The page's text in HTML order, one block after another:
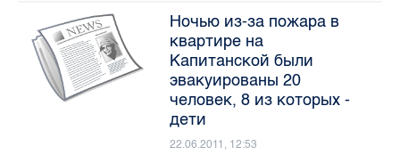
Ночью из-за пожара в
квартире на
Капитанской были
эвакуированы 20
человек, 8 из которых -
дети
22.06.2011, 12:53